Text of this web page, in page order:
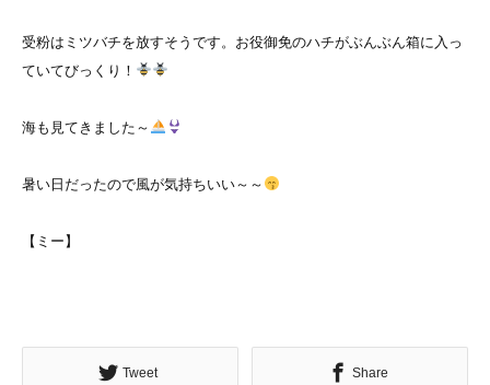
受粉はミツバチを放すそうです。お役御免のハチがぶんぶん箱に入っ
ていてびっくり！
海も見てきました～
暑い日だったので風が気持ちいい～～
【ミー】
Tweet Share